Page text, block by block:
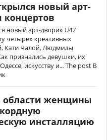
новый арт-
концертов
новый арт-дворик U47
четырех креативных
Кати Чалой, Людмилы
признались девушки, их
искусству и... The post В
области женщины
инсталляцию